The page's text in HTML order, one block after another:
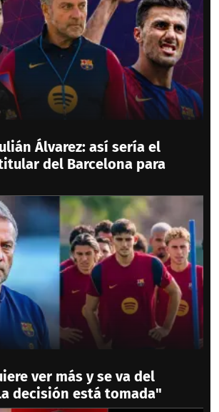
Álvarez: así sería el
del Barcelona para
ver más y se va del
decisión está tomada"